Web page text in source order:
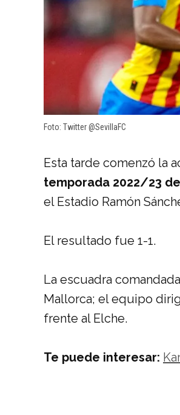
Foto: Twitter @SevillaFC
Esta tarde comenzó la
temporada 2022/23
el Estadio Ramón
El resultado fue 1-1.
La escuadra
Mallorca; el equipo
frente al Elche.
Te puede interesar: